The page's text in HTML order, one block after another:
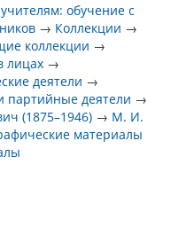
обучение с
→ Коллекции →
коллекции →
лицах →
деятели →
партийные деятели →
(1875–1946) → М. И.
материалы